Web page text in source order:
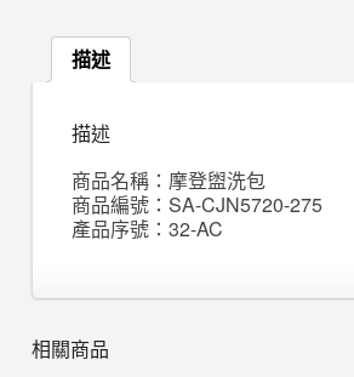
描述
描述
商品名稱：摩登盥洗包
商品編號：SA-CJN5720-275
產品序號：32-AC
相關商品